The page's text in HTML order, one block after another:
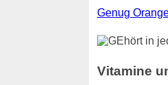
Genug
Vitamine